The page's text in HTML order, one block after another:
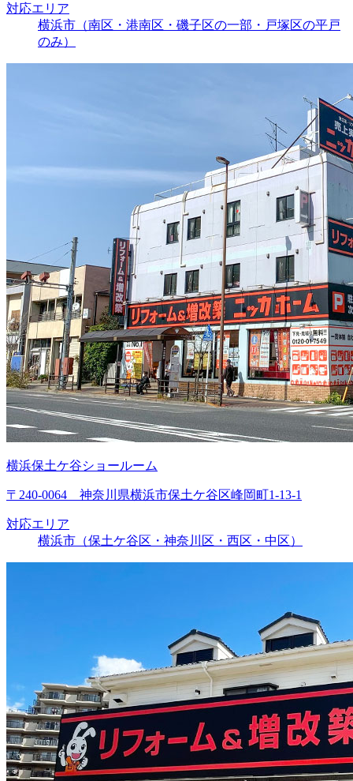
対応エリア
横浜市（南区・港南区・磯子区の一部・戸塚区の平戸
のみ）
横浜保土ケ谷ショールーム
〒240-0064 神奈川県横浜市保土ケ谷区峰岡町1-13-1
対応エリア
横浜市（保土ケ谷区・神奈川区・西区・中区）